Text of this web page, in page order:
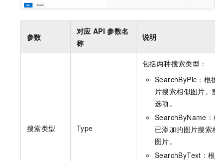
参数
对应 API 参数名
称
说明
搜索类型 Type
包括两种搜索类型：
SearchByPic：根据
片搜索相似图片。默
选项。
SearchByName：根
已添加的图片搜索相
图片。
SearchByText：根据